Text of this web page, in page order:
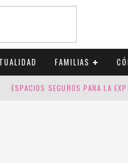
FAMILIAS
ESPACIOS SEGUROS PARA LA
CANADÁ CELEBRA EL ORGULLO